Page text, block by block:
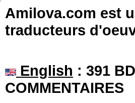
Amilova.com est
traducteurs
English : 391
COMMENTAIRES